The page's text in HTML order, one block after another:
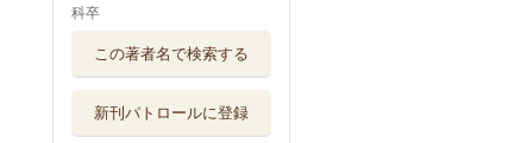
科卒
この著者名で検索する
新刊パトロールに登録
界最先端の技術...
地形工学入門 地